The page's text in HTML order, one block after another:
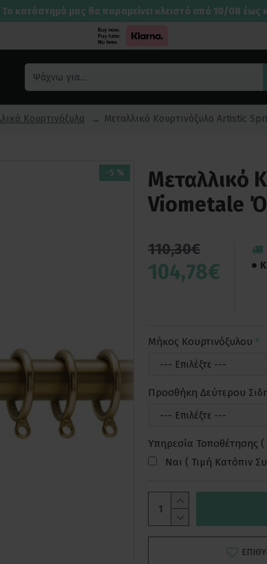
κατάστημά μας θα παραμείνει κλειστό από 10/08 έως
Κουρτινόξυλα Μεταλλικό Κουρτινόξυλο Artistic
-5 %
Μεταλλικό
Viometale
104,78€
110,30€
Μήκος Κουρτινόξυλου
Προσθήκη Δεύτερου
Υπηρεσία Τοποθέτησης (
Ναι ( Τιμή Κατόπιν